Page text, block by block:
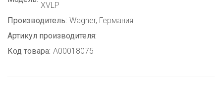
XVLP
Производитель: Wagner, Германия
Артикул производителя:
Код товара: A00018075